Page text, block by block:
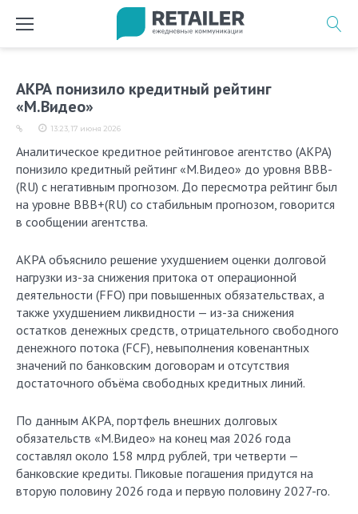
АКРА понизило кредитный рейтинг
«М.Видео»
13:23, 17 июня 2026
Аналитическое кредитное рейтинговое агентство (АКРА)
понизило кредитный рейтинг «М.Видео» до уровня BBB-
(RU) с негативным прогнозом. До пересмотра рейтинг был
на уровне BBB+(RU) со стабильным прогнозом, говорится
в сообщении агентства.
АКРА объяснило решение ухудшением оценки долговой
нагрузки из-за снижения притока от операционной
деятельности (FFO) при повышенных обязательствах, а
также ухудшением ликвидности — из-за снижения
остатков денежных средств, отрицательного свободного
денежного потока (FCF), невыполнения ковенантных
значений по банковским договорам и отсутствия
достаточного объёма свободных кредитных линий.
По данным АКРА, портфель внешних долговых
обязательств «М.Видео» на конец мая 2026 года
составлял около 158 млрд рублей, три четверти —
банковские кредиты. Пиковые погашения придутся на
вторую половину 2026 года и первую половину 2027-го.